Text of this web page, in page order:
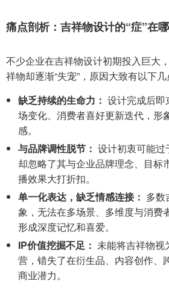
痛点剖析：吉祥物设计的“症”在
不少企业在吉祥物设计初期投入巨大
祥物却逐渐“失宠”，原因大致有以下几
缺乏持续的生命力： 设计完成后即
场变化、消费者喜好更新迭代，形
感。
与品牌调性脱节： 设计初衷可能过
却忽略了其与企业品牌理念、目标
播效果大打折扣。
单一化表达，缺乏情感连接： 多数
象，无法在多场景、多维度与消费
形成深度记忆和喜爱。
IP价值挖掘不足： 未能将吉祥物视
营，错失了在衍生品、内容创作、
商业潜力。